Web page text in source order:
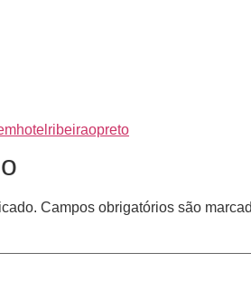
hotel ribeiraopreto
Campos obrigatórios são